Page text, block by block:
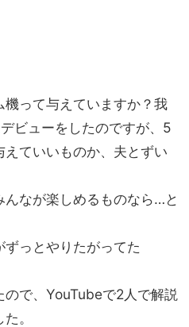
って与えていますか？我
ビューをしたのですが、5
ていいものか、夫とずい
んなが楽しめるものなら…と
っとやりたがってた
で、YouTubeで2人で解説
。